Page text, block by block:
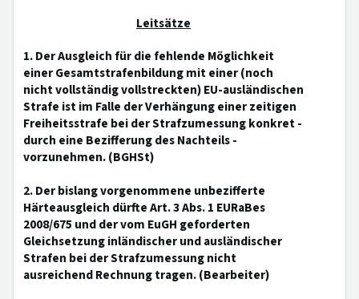
Leitsätze
1. Der Ausgleich für die fehlende Möglichkeit
einer Gesamtstrafenbildung mit einer (noch
nicht vollständig vollstreckten) EU-ausländischen
Strafe ist im Falle der Verhängung einer zeitigen
Freiheitsstrafe bei der Strafzumessung konkret -
durch eine Bezifferung des Nachteils -
vorzunehmen. (BGHSt)
2. Der bislang vorgenommene unbezifferte
Härteausgleich dürfte Art. 3 Abs. 1 EURaBes
2008/675 und der vom EuGH geforderten
Gleichsetzung inländischer und ausländischer
Strafen bei der Strafzumessung nicht
ausreichend Rechnung tragen. (Bearbeiter)